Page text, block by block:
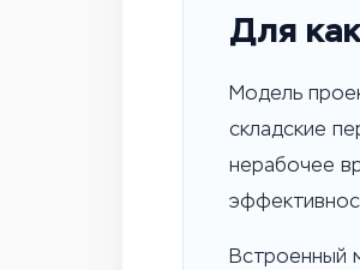
Для
Модель
складские
нерабочее
Встроенный